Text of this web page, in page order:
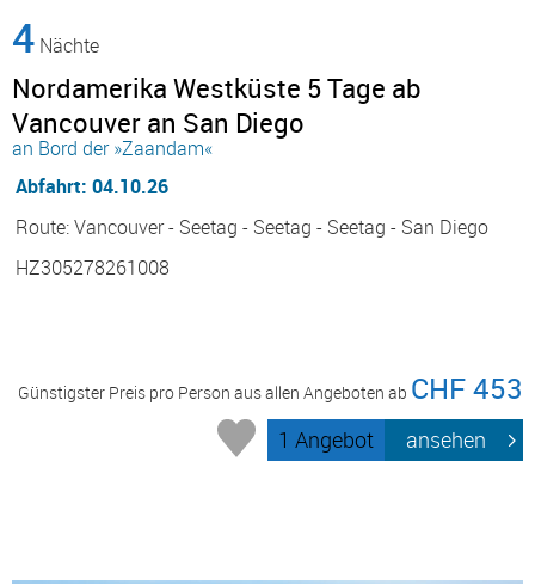
4 Nächte
Nordamerika Westküste 5 Tage ab
Vancouver an San Diego
an Bord der »Zaandam«
Abfahrt: 04.10.26
Route: Vancouver - Seetag - Seetag - Seetag - San Diego
HZ305278261008
Günstigster Preis pro Person aus allen Angeboten ab CHF 453
1 Angebot ansehen